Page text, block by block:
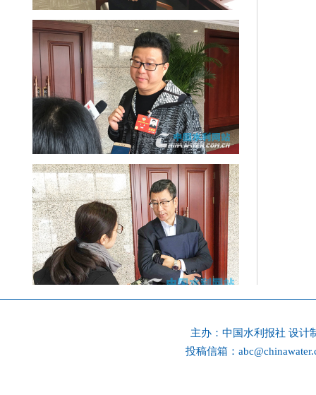
主办： 中国水利报社 设计
投稿信箱：